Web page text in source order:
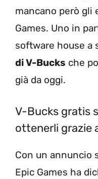
mancano però gli
Games. Uno in
software house a
di V-Bucks che
già da oggi.
V-Bucks gratis
ottenerli grazie
Con un annuncio
Epic Games ha